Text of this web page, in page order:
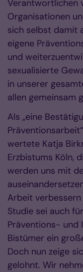
Verantwortlichen
Organisationen
sich selbst damit
eigene
und
sexualisierte
in unserer
allen gemeinsam
Als „eine
wertete Katja
Erzbistums Köln,
werden uns mit
Arbeit verbessern
Studie sei auch
Präventions- und
Bistümer ein
Doch nun zeige
gelohnt. Wir